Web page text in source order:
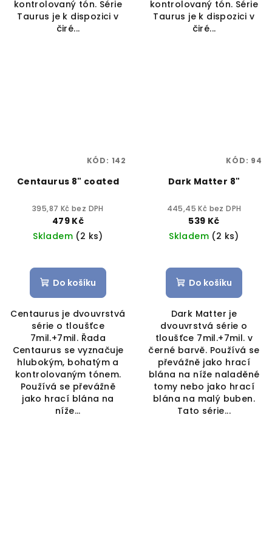
kontrolovaný tón. Série
Taurus je k dispozici v
čiré...
kontrolovaný tón. Série
Taurus je k dispozici v
čiré...
Centaurus 8" coated
395,87 Kč bez DPH
479 Kč
Skladem (2 ks)
Do košíku
Centaurus je dvouvrstvá
série o tloušťce
7mil.+7mil. Řada
Centaurus se vyznačuje
hlubokým, bohatým a
kontrolovaným tónem.
Používá se převážně
jako hrací blána na
níže...
KÓD: 142
Dark Matter 8"
445,45 Kč bez DPH
539 Kč
Skladem (2 ks)
Do košíku
Dark Matter je
dvouvrstvá série o
tloušťce 7mil.+7mil. v
černé barvě. Používá se
převážně jako hrací
blána na níže naladěné
tomy nebo jako hrací
blána na malý buben.
Tato série...
KÓD: 94